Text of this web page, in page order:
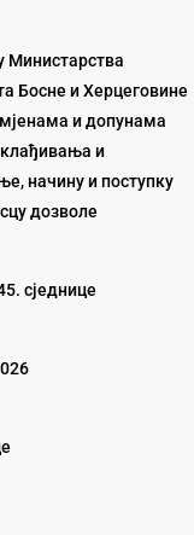
Босне и Херцеговине
и допунама
и
начину и поступку
дозволе
сједнице